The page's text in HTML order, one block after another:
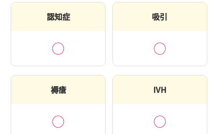
認知症
○
吸引
○
褥瘡
○
IVH
○